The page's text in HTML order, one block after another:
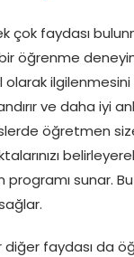
çok faydası
öğrenme
ilgilenmesini
ve daha iyi
öğretmen
sunar.
diğer faydası da